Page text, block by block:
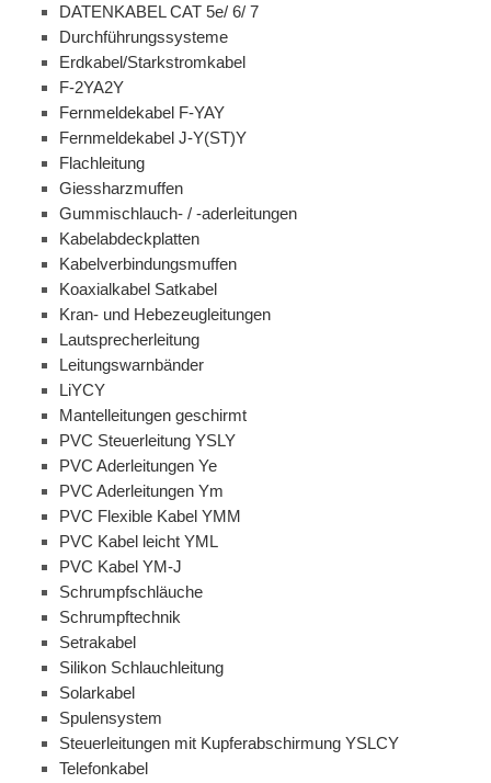
DATENKABEL CAT 5e/ 6/ 7
Durchführungssysteme
Erdkabel/Starkstromkabel
F-2YA2Y
Fernmeldekabel F-YAY
Fernmeldekabel J-Y(ST)Y
Flachleitung
Giessharzmuffen
Gummischlauch- / -aderleitungen
Kabelabdeckplatten
Kabelverbindungsmuffen
Koaxialkabel Satkabel
Kran- und Hebezeugleitungen
Lautsprecherleitung
Leitungswarnbänder
LiYCY
Mantelleitungen geschirmt
PVC Steuerleitung YSLY
PVC Aderleitungen Ye
PVC Aderleitungen Ym
PVC Flexible Kabel YMM
PVC Kabel leicht YML
PVC Kabel YM-J
Schrumpfschläuche
Schrumpftechnik
Setrakabel
Silikon Schlauchleitung
Solarkabel
Spulensystem
Steuerleitungen mit Kupferabschirmung YSLCY
Telefonkabel